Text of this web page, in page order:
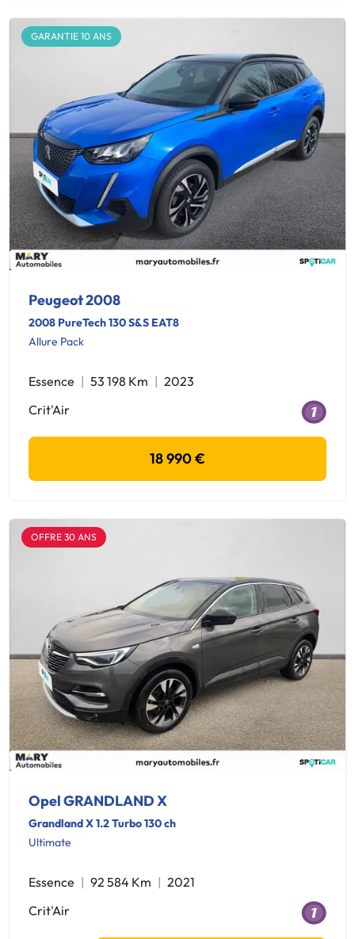
GARANTIE 10 ANS
Peugeot 2008
2008 PureTech 130 S&S EAT8
Allure Pack
Essence 53 198 Km
2023
Crit'Air
18 990 €
OFFRE 30 ANS
Opel GRANDLAND X
Grandland X 1.2 Turbo 130 ch
Ultimate
Essence 92 584 Km
2021
Crit'Air